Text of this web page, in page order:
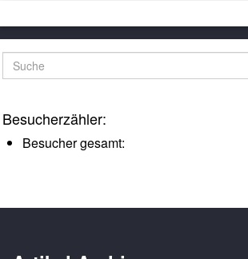
Suche
Besucherzähler:
Besucher gesamt: